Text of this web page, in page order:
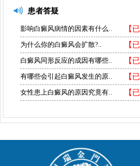
患者答疑
【
影响白癜风病情的因素有什么..
【
为什么你的白癜风会扩散?..
【
白癜风同形反应的成因有哪些..
【
有哪些会引起白癜风发生的原..
【
女性患上白癜风的原因究竟有..